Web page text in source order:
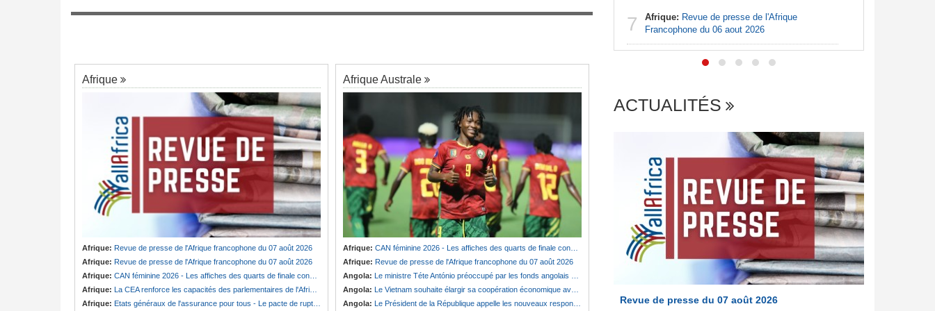
Afrique
Afrique: Revue de presse de l'Afrique francophone du 07 août 2026
Afrique: Revue de presse de l'Afrique francophone du 07 août 2026
Afrique: CAN féminine 2026 - Les affiches des quarts de finale connues
Afrique: La CEA renforce les capacités des parlementaires de l'Afrique de l'Est
Afrique: Etats généraux de l'assurance pour tous - Le pacte de rupture
Afrique Australe
Afrique: CAN féminine 2026 - Les affiches des quarts de finale connues
Afrique: Revue de presse de l'Afrique francophone du 07 août 2026
Angola: Le ministre Téte António préoccupé par les fonds angolais bloqués en Suisse
Angola: Le Vietnam souhaite élargir sa coopération économique avec le pays
Angola: Le Président de la République appelle les nouveaux responsables à renforcer l'action de l'Exécutif
de Biya - Le
7
des poursuites en France et au pays
Afrique:Revue de presse de l'Afrique
7 Afrique: Revue de presse de l'Afrique
Francophone du 06 aout 2026
ACTUALITÉS
Revue de presse du 07 août 2026